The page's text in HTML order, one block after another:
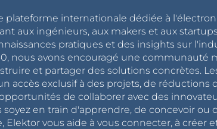
plateforme internationale dédiée à
aux ingénieurs, aux makers et aux
pratiques et des insights sur
nous avons encouragé une communauté
et partager des solutions concrètes.
accès exclusif à des projets, de réductions
de collaborer avec des
soyez en train d'apprendre, de concevoir ou
Elektor vous aide à vous connecter, à créer